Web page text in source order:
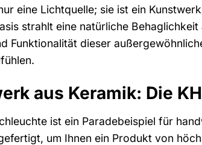
eine Lichtquelle; sie ist ein
strahlt eine natürliche
Funktionalität dieser
aus Keramik: Die
ist ein Paradebeispiel für
um Ihnen ein Produkt von